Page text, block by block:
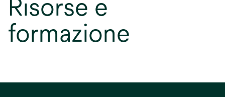
Risorse e
formazione